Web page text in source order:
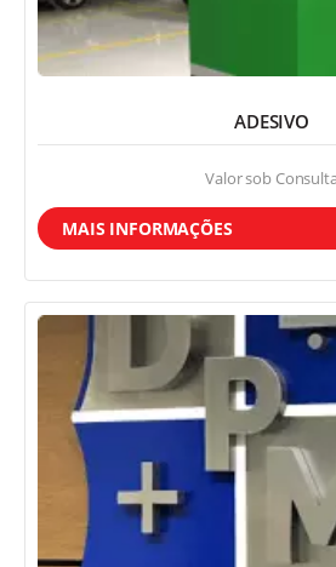
ADESIVO
Valor sob Consulta
MAIS INFORMAÇÕES